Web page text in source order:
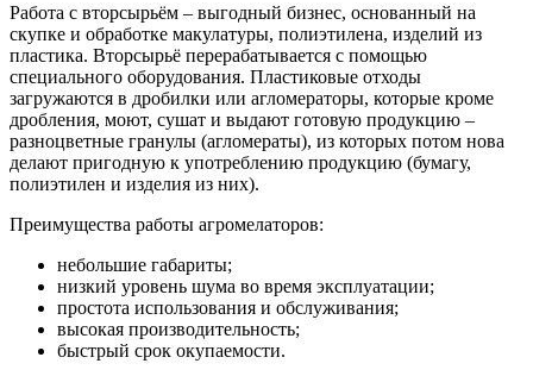
Работа с вторсырьём – выгодный бизнес, основанный на
скупке и обработке макулатуры, полиэтилена, изделий из
пластика. Вторсырьё перерабатывается с помощью
специального оборудования. Пластиковые отходы
загружаются в дробилки или агломераторы, которые кроме
дробления, моют, сушат и выдают готовую продукцию –
разноцветные гранулы (агломераты), из которых потом нова
делают пригодную к употреблению продукцию (бумагу,
полиэтилен и изделия из них).
Преимущества работы агромелаторов:
небольшие габариты;
низкий уровень шума во время эксплуатации;
простота использования и обслуживания;
высокая производительность;
быстрый срок окупаемости.